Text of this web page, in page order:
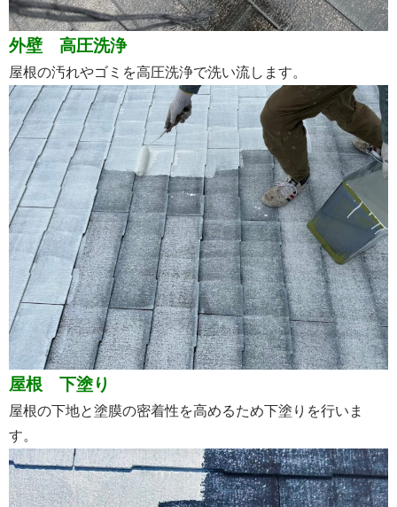
外壁 高圧洗浄
屋根の汚れやゴミを高圧洗浄で洗い流します。
屋根 下塗り
屋根の下地と塗膜の密着性を高めるため下塗りを行いま
す。